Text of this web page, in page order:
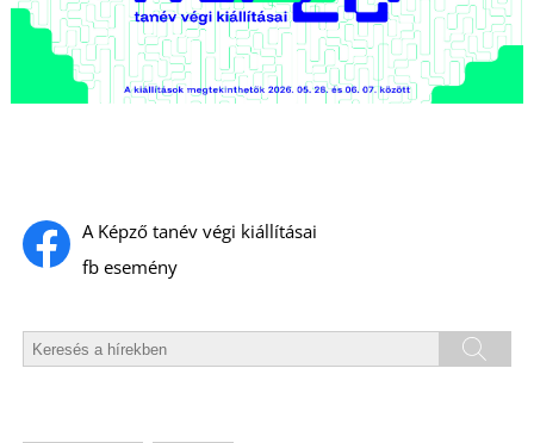
A Képző tanév végi kiállításai
fb esemény